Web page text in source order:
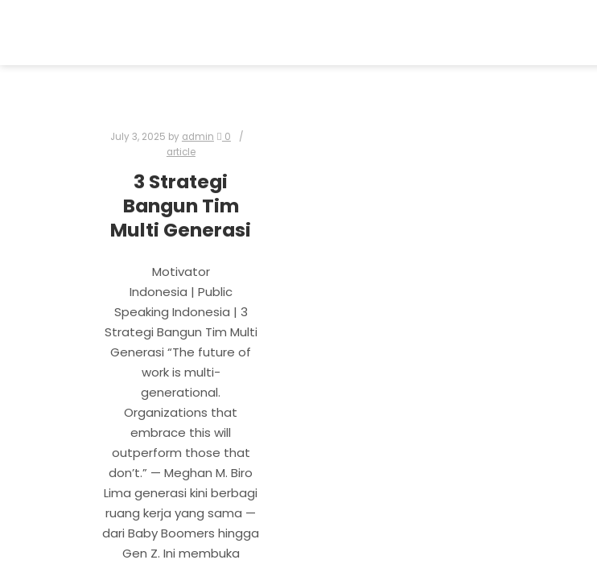
July 3, 2025 by admin
0
article
3 Strategi
Bangun Tim
Multi Generasi
Motivator
Indonesia | Public
Speaking Indonesia | 3
Strategi Bangun Tim Multi
Generasi “The future of
work is multi-
generational.
Organizations that
embrace this will
outperform those that
don’t.” — Meghan M. Biro
Lima generasi kini berbagi
ruang kerja yang sama —
dari Baby Boomers hingga
Gen Z. Ini membuka